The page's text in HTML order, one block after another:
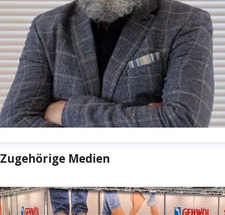
Fischer
+49 5741 330 248
Zugehörige Medien